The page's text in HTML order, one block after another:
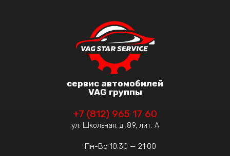
сервис автомобилей
VAG группы
+7 (812) 965 17 60
ул. Школьная, д. 89, лит. А
Пн-Вс 10:30 — 21:00